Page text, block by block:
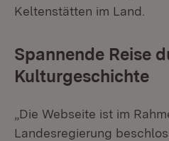
Keltenstätten im Land.
Spannende Reise
Kulturgeschichte
„Die Webseite ist im
Landesregierung